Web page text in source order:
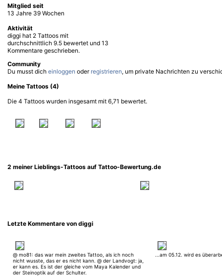
Mitglied seit
13 Jahre 39 Wochen
Aktivität
diggi hat 2 Tattoos mit
durchschnittlich 9.5 bewertet und 13
Kommentare geschrieben.
Community
Du musst dich einloggen oder registrieren, um private Nachrichten zu
Meine Tattoos (4)
Die 4 Tattoos wurden insgesamt mit 6,71 bewertet.
2 meiner Lieblings-Tattoos auf Tattoo-Bewertung.de
Letzte Kommentare von diggi
@ mo81: das war mein zweites Tattoo, als ich noch
nicht wusste, das er es nicht kann. @ der Landvogt: ja,
er kann es. Es ist der gleiche vom Maya Kalender und
der Steinoptik auf der Schulter.
...am 05.12. wird es